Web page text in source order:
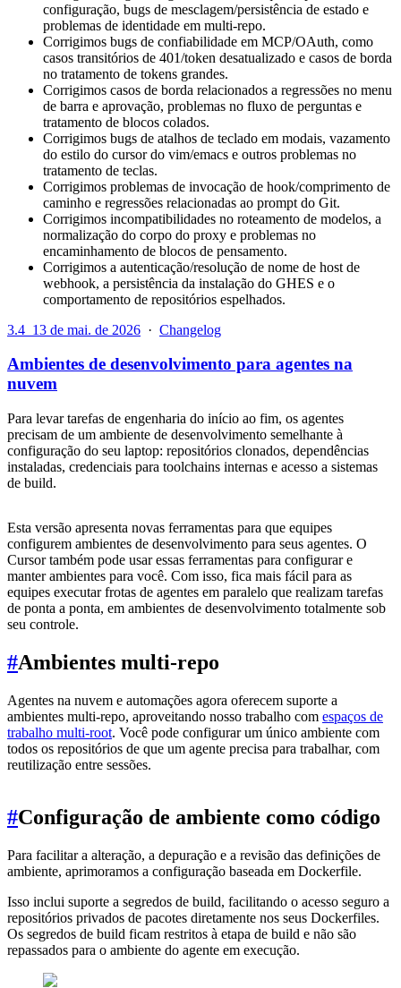
configuração, bugs de mesclagem/persistência de estado e
problemas de identidade em multi-repo.
Corrigimos bugs de confiabilidade em MCP/OAuth, como
casos transitórios de 401/token desatualizado e casos de borda
no tratamento de tokens grandes.
Corrigimos casos de borda relacionados a regressões no menu
de barra e aprovação, problemas no fluxo de perguntas e
tratamento de blocos colados.
Corrigimos bugs de atalhos de teclado em modais, vazamento
do estilo do cursor do vim/emacs e outros problemas no
tratamento de teclas.
Corrigimos problemas de invocação de hook/comprimento de
caminho e regressões relacionadas ao prompt do Git.
Corrigimos incompatibilidades no roteamento de modelos, a
normalização do corpo do proxy e problemas no
encaminhamento de blocos de pensamento.
Corrigimos a autenticação/resolução de nome de host de
webhook, a persistência da instalação do GHES e o
comportamento de repositórios espelhados.
3.4 13 de mai. de 2026 · Changelog
Ambientes de desenvolvimento para agentes na
nuvem
Para levar tarefas de engenharia do início ao fim, os agentes
precisam de um ambiente de desenvolvimento semelhante à
configuração do seu laptop: repositórios clonados, dependências
instaladas, credenciais para toolchains internas e acesso a sistemas
de build.
Esta versão apresenta novas ferramentas para que equipes
configurem ambientes de desenvolvimento para seus agentes. O
Cursor também pode usar essas ferramentas para configurar e
manter ambientes para você. Com isso, fica mais fácil para as
equipes executar frotas de agentes em paralelo que realizam tarefas
de ponta a ponta, em ambientes de desenvolvimento totalmente sob
seu controle.
#Ambientes multi-repo
Agentes na nuvem e automações agora oferecem suporte a
ambientes multi-repo, aproveitando nosso trabalho com espaços de
trabalho multi-root. Você pode configurar um único ambiente com
todos os repositórios de que um agente precisa para trabalhar, com
reutilização entre sessões.
#Configuração de ambiente como código
Para facilitar a alteração, a depuração e a revisão das definições de
ambiente, aprimoramos a configuração baseada em Dockerfile.
Isso inclui suporte a segredos de build, facilitando o acesso seguro a
repositórios privados de pacotes diretamente nos seus Dockerfiles.
Os segredos de build ficam restritos à etapa de build e não são
repassados para o ambiente do agente em execução.